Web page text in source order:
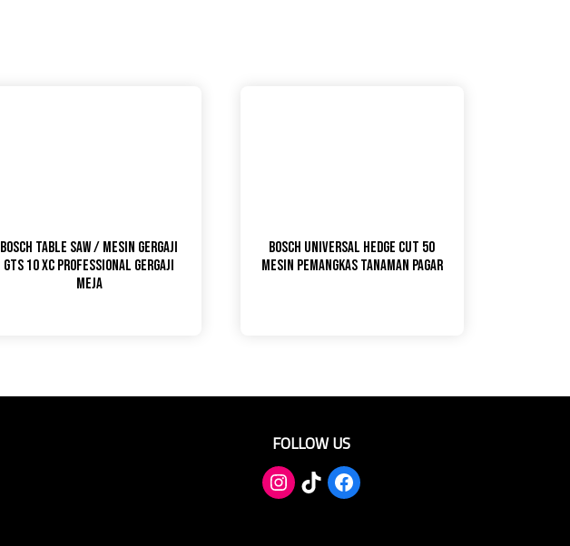
Bosch Table Saw / Mesin Gergaji
GTS 10 XC PROFESSIONAL GERGAJI
MEJA
Bosch Universal Hedge Cut 50
Mesin Pemangkas Tanaman Pagar
FOLLOW US
TikTokFacebook